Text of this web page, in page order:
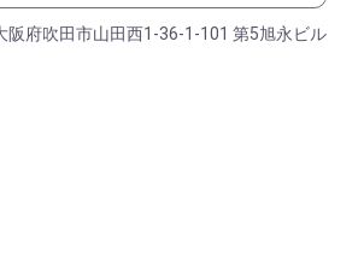
阪府吹田市山田西1-36-1-101 第5旭永ビル